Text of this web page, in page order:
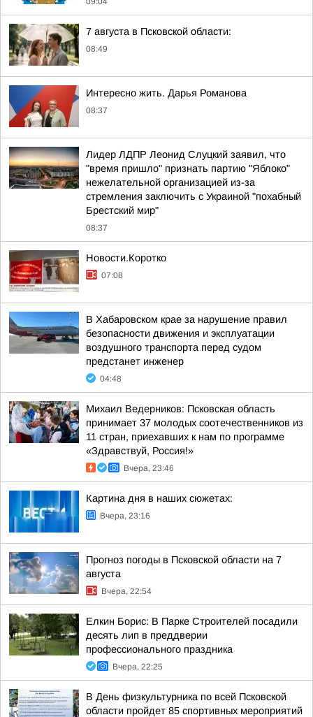
7 августа в Псковской области:
08:49
Интересно жить. Дарья Романова
08:37
Лидер ЛДПР Леонид Слуцкий заявил, что
"время пришло" признать партию "Яблоко"
нежелательной организацией из-за
стремления заключить с Украиной "похабный
Брестский мир"
08:37
Новости.Коротко
07:08
В Хабаровском крае за нарушение правил
безопасности движения и эксплуатации
воздушного транспорта перед судом
предстанет инженер
04:48
Михаил Ведерников: Псковская область
принимает 37 молодых соотечественников из
11 стран, приехавших к нам по программе
«Здравствуй, Россия!»
Вчера, 23:46
Картина дня в наших сюжетах:
Вчера, 23:16
Прогноз погоды в Псковской области на 7
августа
Вчера, 22:54
Елкин Борис: В Парке Строителей посадили
десять лип в преддверии
профессионального праздника
Вчера, 22:25
В День физкультурника по всей Псковской
области пройдет 85 спортивных мероприятий